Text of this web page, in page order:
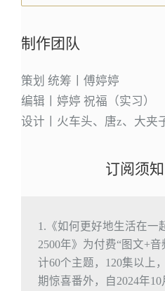
制作团队
策划 统筹丨傅婷婷
编辑丨婷婷 祝福（实习）
设计丨火车头、唐z、大夹
订阅须知
1.《如何更好地生活在一
2500年》为付费“图文+音
计60个主题，120集以上
期惊喜番外，自2024年10